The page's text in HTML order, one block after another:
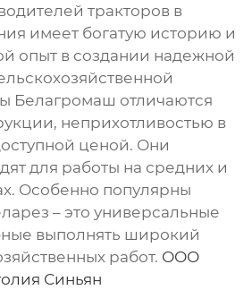
тракторов в
имеет богатую историю и
опыт в создании надежной
Белагромаш отличаются
неприхотливостью в
ценой. Они
для работы на средних и
Особенно популярны
– это универсальные
выполнять широкий
работ. ООО
Синьян